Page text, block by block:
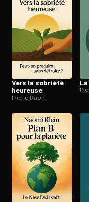
Ouvre l'app
Vers la sobriété
heureuse
Pierre Rabhi